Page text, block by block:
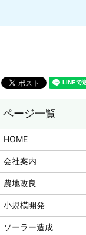
HOME
会社案内
農地改良
小規模開発
ソーラー造成